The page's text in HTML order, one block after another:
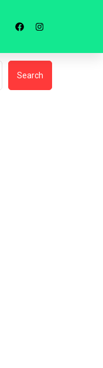
Search